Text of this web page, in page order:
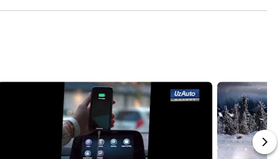
markazlarida mavjud!